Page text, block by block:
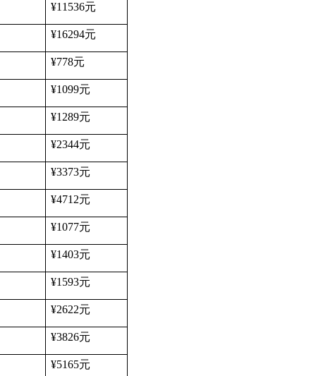
¥11536元
¥16294元
¥778元
¥1099元
¥1289元
¥2344元
¥3373元
¥4712元
¥1077元
¥1403元
¥1593元
¥2622元
¥3826元
¥5165元